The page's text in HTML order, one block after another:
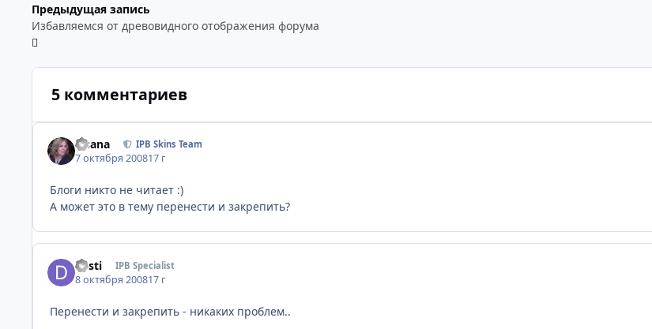
Предыдущая запись
Избавляемся от древовидного отображения форума
5 комментариев
Fisana IPB Skins Team
7 октября 200817 г
Блоги никто не читает :)
А может это в тему перенести и закрепить?
desti IPB Specialist
8 октября 200817 г
Перенести и закрепить - никаких проблем..